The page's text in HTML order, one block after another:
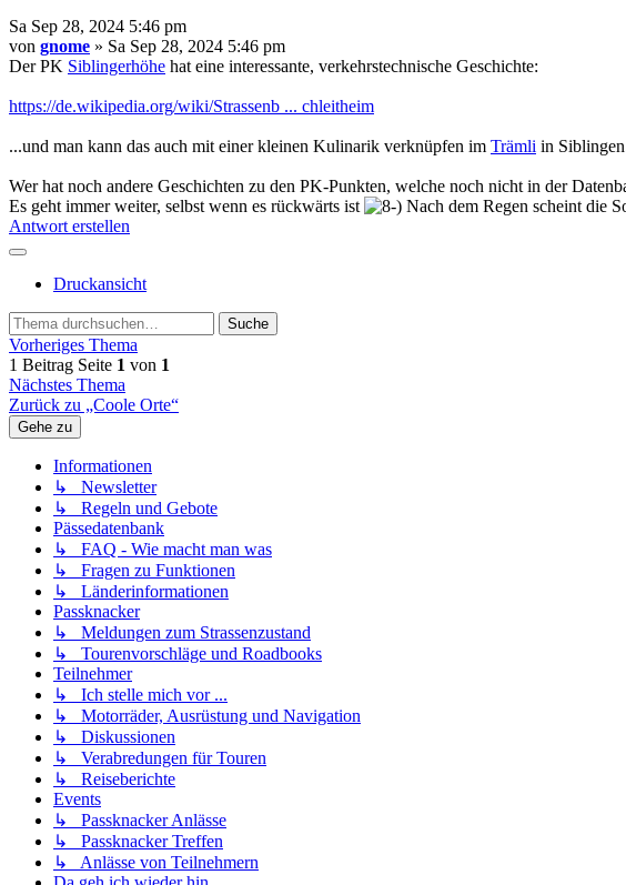
Sa Sep 28, 2024 5:46 pm
von gnome » Sa Sep 28, 2024 5:46 pm
Der PK Siblingerhöhe hat eine interessante, verkehrstechnische Geschichte:
https://de.wikipedia.org/wiki/Strassenb ... chleitheim
...und man kann das auch mit einer kleinen Kulinarik verknüpfen im Trämli in
Wer hat noch andere Geschichten zu den PK-Punkten, welche noch nicht in der
Es geht immer weiter, selbst wenn es rückwärts ist
Nach dem Regen scheint die
Antwort erstellen
Druckansicht
Suche
Vorheriges Thema
1 Beitrag Seite 1 von 1
Nächstes Thema
Zurück zu „Coole Orte“
Gehe zu
Informationen
↳ Newsletter
↳ Regeln und Gebote
Pässedatenbank
↳ FAQ - Wie macht man was
↳ Fragen zu Funktionen
↳ Länderinformationen
Passknacker
↳ Meldungen zum Strassenzustand
↳ Tourenvorschläge und Roadbooks
Teilnehmer
↳ Ich stelle mich vor ...
↳ Motorräder, Ausrüstung und Navigation
↳ Diskussionen
↳ Verabredungen für Touren
↳ Reiseberichte
Events
↳ Passknacker Anlässe
↳ Passknacker Treffen
↳ Anlässe von Teilnehmern